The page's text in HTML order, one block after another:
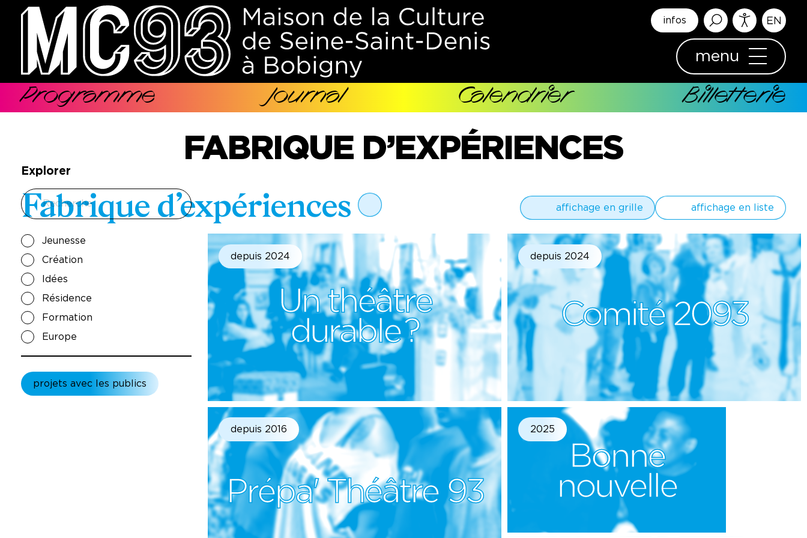
principal
infos
menu
Navigation
Programme Journal Calendrier Billetterie
FABRIQUE D’EXPÉRIENCES
Fabrique d’expériences qu’est-ce que la fabrique ? affichage en grille affichage en liste
depuis 2024
Un théâtre
durable ?
depuis 2024
Comité 2093
depuis 2016
Prépa' Théâtre 93
2025
Bonne
nouvelle
Explorer
Jeunesse
Création
Idées
Résidence
Formation
Europe
projets avec les publics